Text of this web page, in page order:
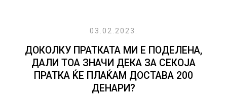
03.02.2023.
ДОКОЛКУ ПРАТКАТА МИ Е ПОДЕЛЕНА,
ДАЛИ ТОА ЗНАЧИ ДЕКА ЗА СЕКОЈА
ПРАТКА ЌЕ ПЛАЌАМ ДОСТАВА 200
ДЕНАРИ?